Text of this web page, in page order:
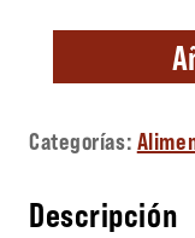
Categorías:
Descripción